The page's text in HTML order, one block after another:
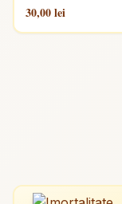
30,00 lei